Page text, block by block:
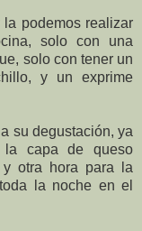
podemos realizar
solo con una
solo con tener un
y un exprime
su degustación, ya
capa de queso
y otra hora para la
la noche en el